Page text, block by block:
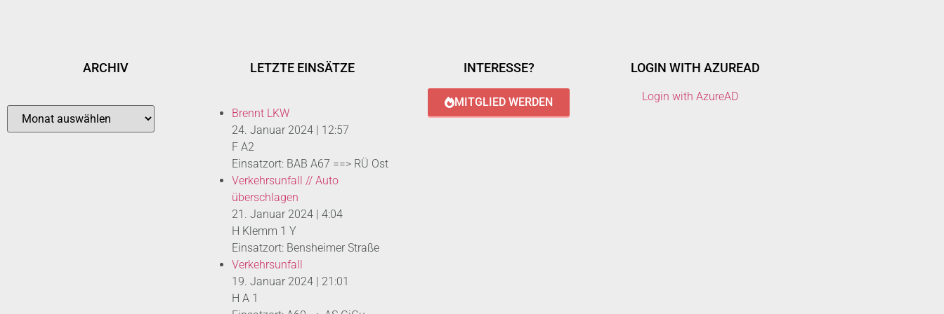
ARCHIV LETZTE EINSÄTZE
Brennt LKW
24. Januar 2024 | 12:57
F A2
Einsatzort: BAB A67 ==> RÜ Ost
Verkehrsunfall // Auto
überschlagen
21. Januar 2024 | 4:04
H Klemm 1 Y
Einsatzort: Bensheimer Straße
Verkehrsunfall
19. Januar 2024 | 21:01
H A 1
INTERESSE?
MITGLIED WERDEN
LOGIN WITH AZUREAD
Login with AzureAD